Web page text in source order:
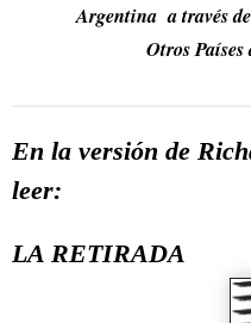
Argentina a través
Otros Países
En la versión de
leer:
LA RETIRADA